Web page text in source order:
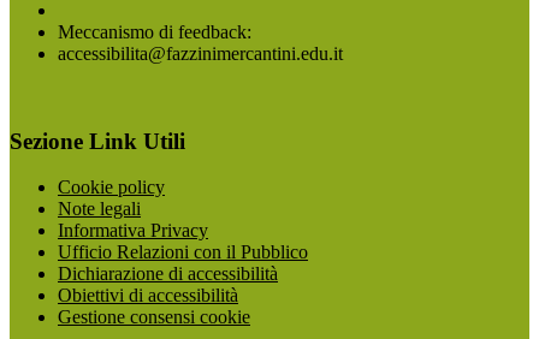
Meccanismo di feedback:
accessibilita@fazzinimercantini.edu.it
Sezione Link Utili
Cookie policy
Note legali
Informativa Privacy
Ufficio Relazioni con il Pubblico
Dichiarazione di accessibilità
Obiettivi di accessibilità
Gestione consensi cookie